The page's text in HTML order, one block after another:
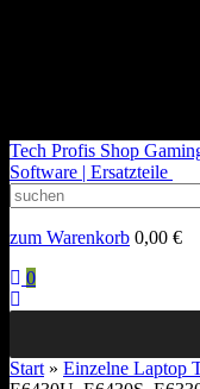
Tech Profis Shop
Software | Ersatzteile
zum Warenkorb 0,00 €
0
Start » Einzelne Laptop